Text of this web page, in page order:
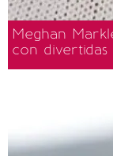
Meghan
con